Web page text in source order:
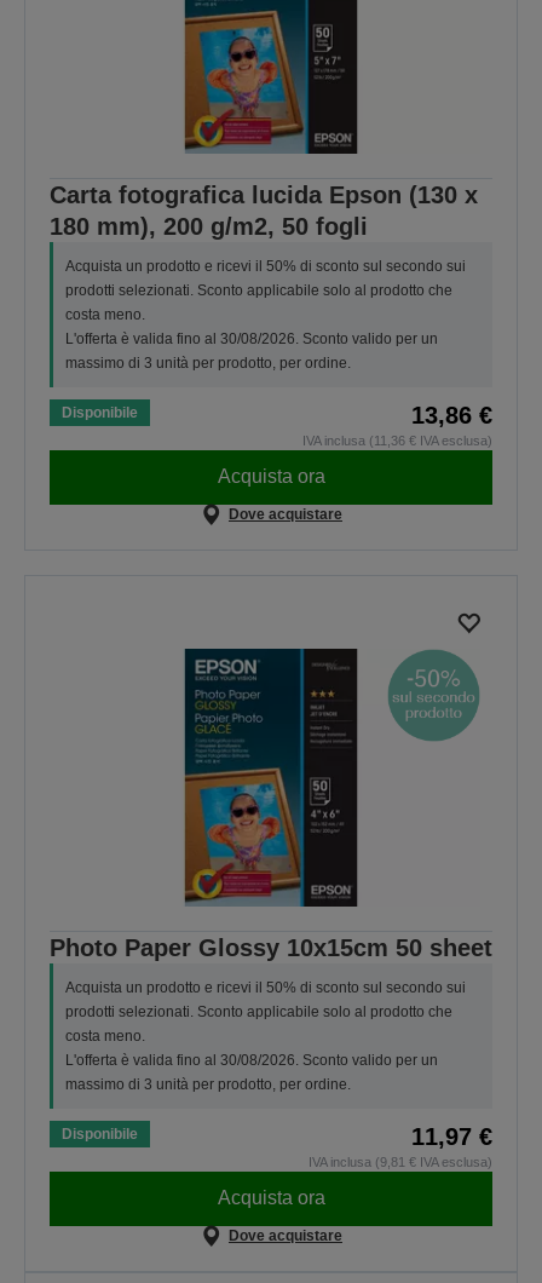
Carta fotografica lucida Epson (130 x
180 mm), 200 g/m2, 50 fogli
Acquista un prodotto e ricevi il 50% di sconto sul secondo sui
prodotti selezionati. Sconto applicabile solo al prodotto che
costa meno.
L'offerta è valida fino al 30/08/2026. Sconto valido per un
massimo di 3 unità per prodotto, per ordine.
Disponibile 13,86 €
IVA inclusa (11,36 € IVA esclusa)
Acquista ora
Dove acquistare
Photo Paper Glossy 10x15cm 50 sheet
Acquista un prodotto e ricevi il 50% di sconto sul secondo sui
prodotti selezionati. Sconto applicabile solo al prodotto che
costa meno.
L'offerta è valida fino al 30/08/2026. Sconto valido per un
massimo di 3 unità per prodotto, per ordine.
Disponibile 11,97 €
IVA inclusa (9,81 € IVA esclusa)
Acquista ora
Dove acquistare